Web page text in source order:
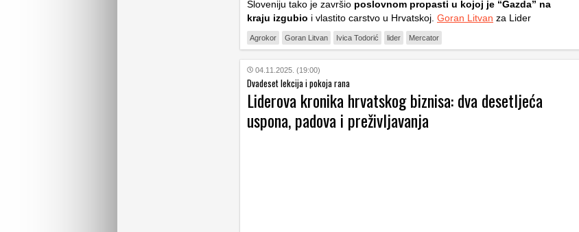
Sloveniju tako je završio poslovnom propasti u kojoj je “Gazda” na
kraju izgubio i vlastito carstvo u Hrvatskoj. Goran Litvan za Lider
Agrokor Goran Litvan Ivica Todorić lider Mercator
04.11.2025. (19:00)
Dvadeset lekcija i pokoja rana
Liderova kronika hrvatskog biznisa: dva desetljeća
uspona, padova i preživljavanja